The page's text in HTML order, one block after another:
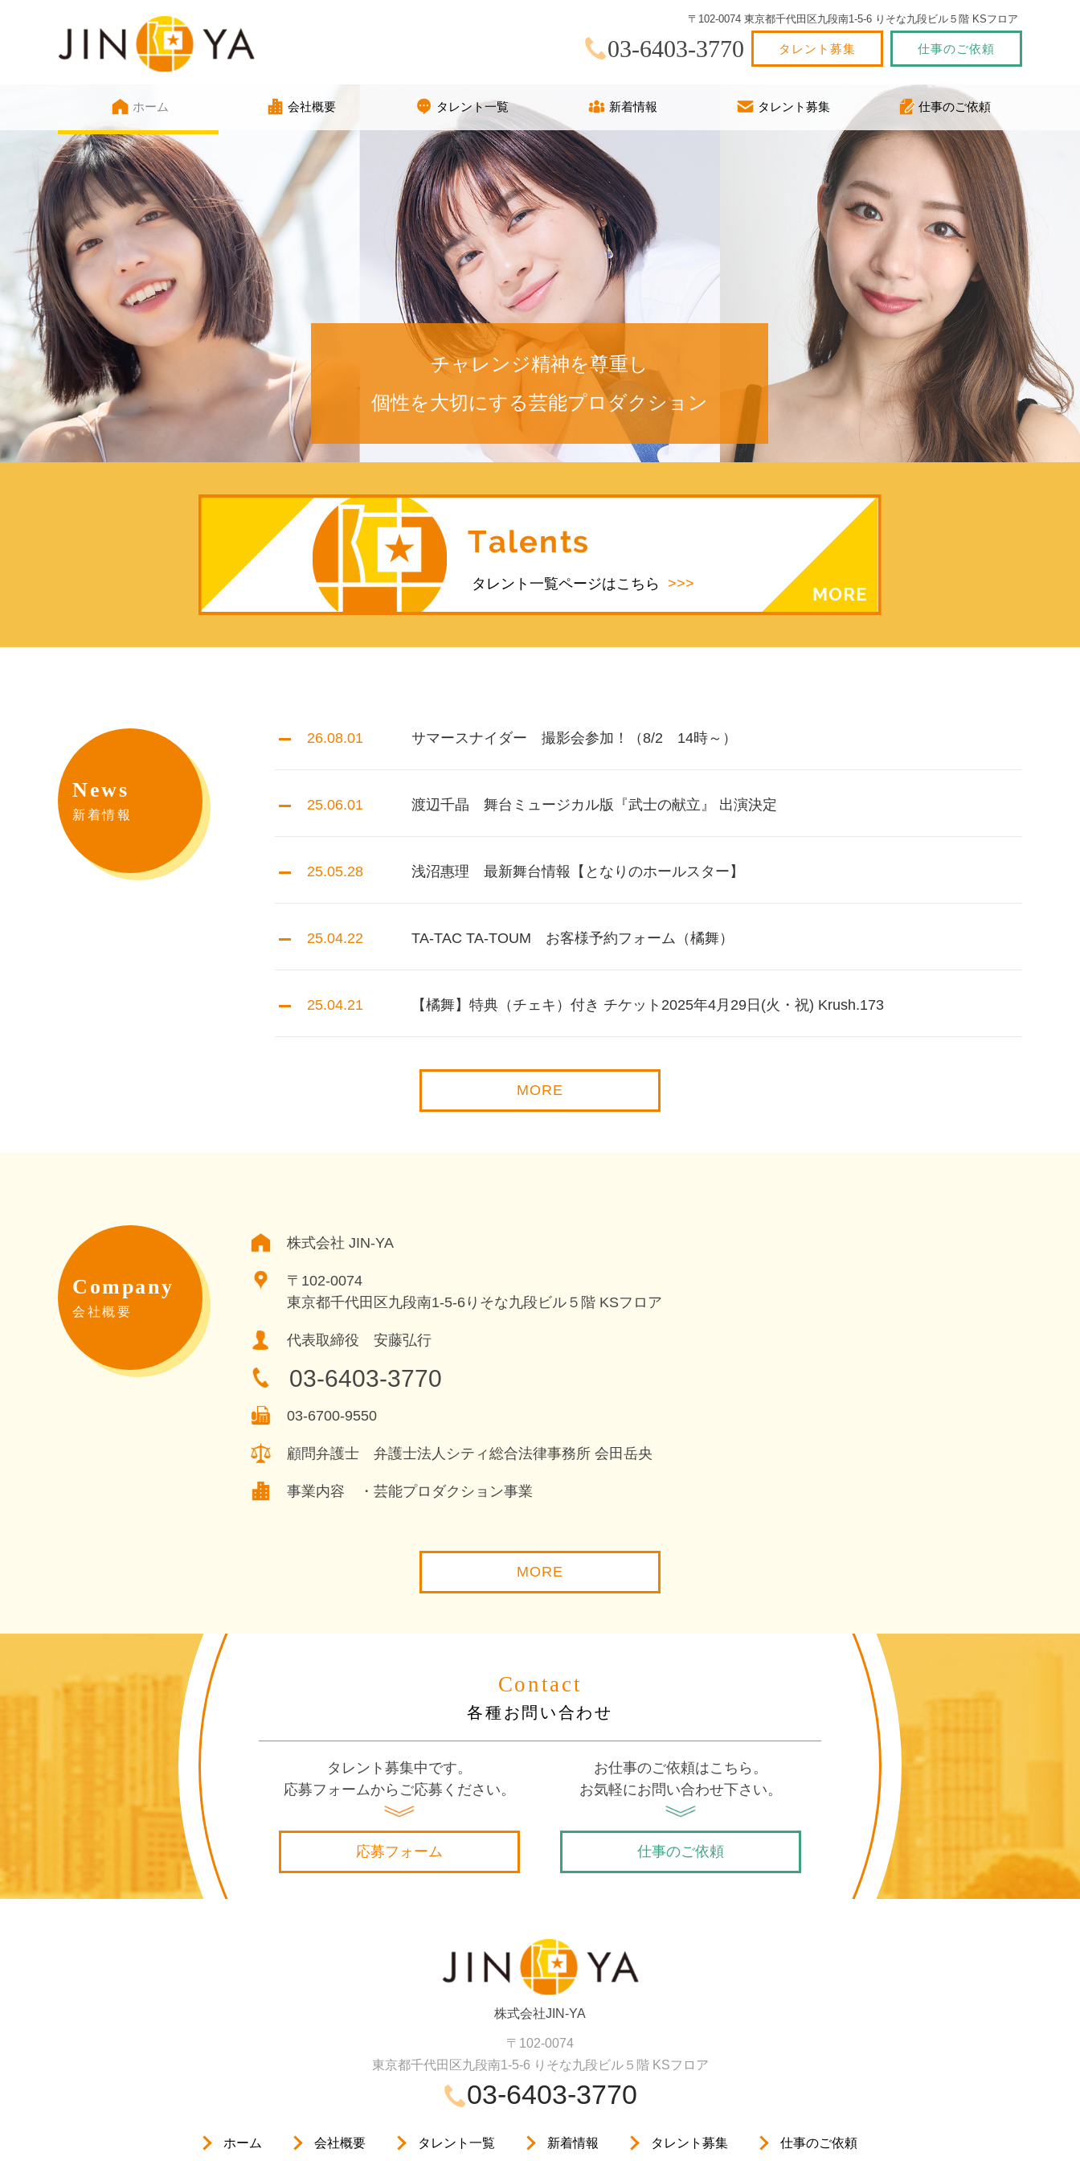
〒102-0074 東京都千代田区九段南1-5-6 りそな九段ビル５階 KSフロア
03-6403-3770 タレント募集 仕事のご依頼
ホーム 会社概要 タレント一覧 新着情報 タレント募集 仕事のご依頼
チャレンジ精神を尊重し
個性を大切にする芸能プロダクション
タレント一覧ページはこちら
News
新着情報
26.08.01 サマースナイダー 撮影会参加！（8/2 14時～）
25.06.01 渡辺千晶 舞台ミュージカル版『武士の献立』 出演決定
25.05.28 浅沼惠理 最新舞台情報【となりのホールスター】
25.04.22 TA-TAC TA-TOUM お客様予約フォーム（橘舞）
25.04.21 【橘舞】特典（チェキ）付き チケット2025年4月29日(火・祝) Krush.173
MORE
Company
会社概要
株式会社 JIN-YA
〒102-0074
東京都千代田区九段南1-5-6りそな九段ビル５階 KSフロア
代表取締役 安藤弘行
03-6403-3770
03-6700-9550
顧問弁護士 弁護士法人シティ総合法律事務所 会田岳央
事業内容 ・芸能プロダクション事業
MORE
Contact
各種お問い合わせ
タレント募集中です。
応募フォームからご応募ください。
応募フォーム
お仕事のご依頼はこちら。
お気軽にお問い合わせ下さい。
仕事のご依頼
株式会社JIN-YA
〒102-0074
東京都千代田区九段南1-5-6 りそな九段ビル５階KSフロア
03-6403-3770
ホーム 会社概要 タレント一覧 新着情報 タレント募集 仕事のご依頼